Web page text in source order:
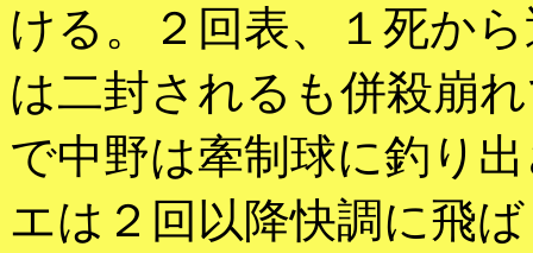
ける。２回表、１死か
は二封されるも併殺崩
で中野は牽制球に釣り
エは２回以降快調に飛